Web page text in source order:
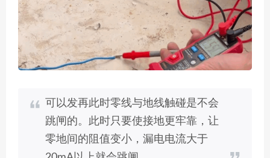
可以发再此时零线与地线触碰是不会
跳闸的。此时只要使接地更牢靠，让
零地间的阻值变小，漏电电流大于